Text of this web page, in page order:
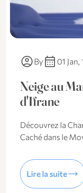
account_circle By calendar_month 01 Jan,
Neige au
d'Ifrane
Découvrez la
Caché dans le
Lire la suitetrending_flat